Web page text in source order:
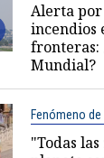
Alerta
incendios
fronteras:
Mundial?
Fenómeno de
"Todas